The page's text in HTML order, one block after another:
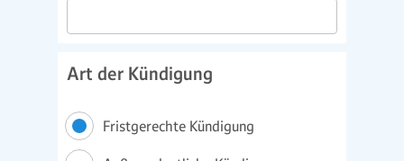
Art der Kündigung
Fristgerechte Kündigung